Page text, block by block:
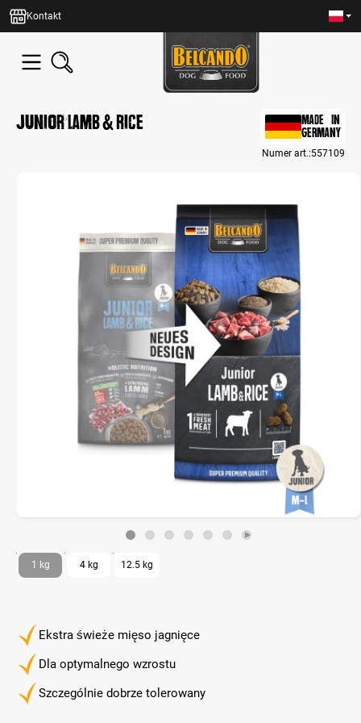
zawartości
Kontakt
Junior Lamb & Rice
MADE IN
GERMANY
Numer art.:557109
Ekstra świeże mięso jagnięce
Dla optymalnego wzrostu
Szczególnie dobrze tolerowany
1 kg 4 kg 12.5 kg